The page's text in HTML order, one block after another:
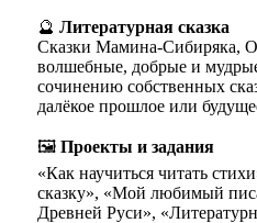
🔮 Литературная сказка
Сказки Мамина-Сибиряка,
волшебные, добрые и
сочинению собственных
далёкое прошлое или
🖼 Проекты и задания
«Как научиться читать
сказку», «Мой любимый
Древней Руси»,